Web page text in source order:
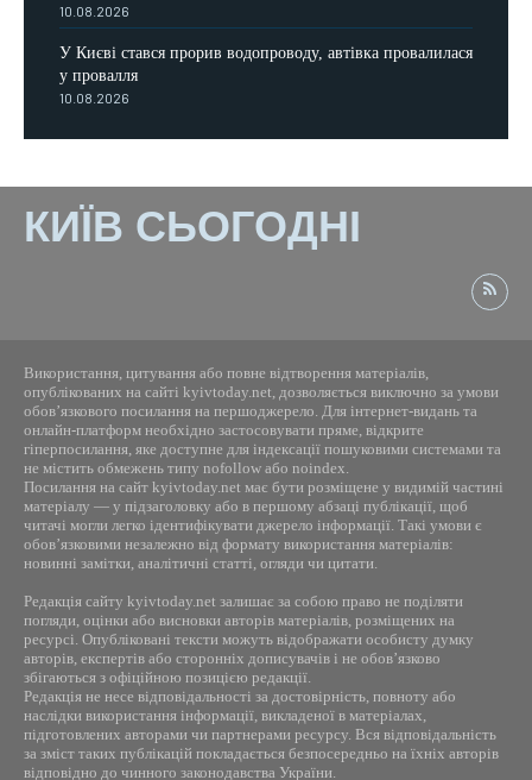
10.08.2026
У Києві стався прорив водопроводу, автівка провалилася
у провалля
10.08.2026
КИЇВ СЬОГОДНІ
Використання, цитування або повне відтворення матеріалів,
опублікованих на сайті kyivtoday.net, дозволяється виключно за умови
обов’язкового посилання на першоджерело. Для інтернет-видань та
онлайн-платформ необхідно застосовувати пряме, відкрите
гіперпосилання, яке доступне для індексації пошуковими системами та
не містить обмежень типу nofollow або noindex.
Посилання на сайт kyivtoday.net має бути розміщене у видимій частині
матеріалу — у підзаголовку або в першому абзаці публікації, щоб
читачі могли легко ідентифікувати джерело інформації. Такі умови є
обов’язковими незалежно від формату використання матеріалів:
новинні замітки, аналітичні статті, огляди чи цитати.
Редакція сайту kyivtoday.net залишає за собою право не поділяти
погляди, оцінки або висновки авторів матеріалів, розміщених на
ресурсі. Опубліковані тексти можуть відображати особисту думку
авторів, експертів або сторонніх дописувачів і не обов’язково
збігаються з офіційною позицією редакції.
Редакція не несе відповідальності за достовірність, повноту або
наслідки використання інформації, викладеної в матеріалах,
підготовлених авторами чи партнерами ресурсу. Вся відповідальність
за зміст таких публікацій покладається безпосередньо на їхніх авторів
відповідно до чинного законодавства України.